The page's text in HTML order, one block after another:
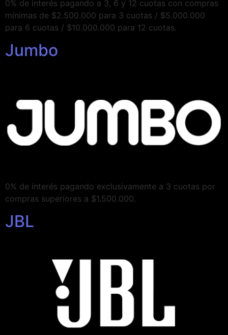
0% de interés pagando a 3, 6 y 12 cuotas con compras
mínimas de $2.500.000 para 3 cuotas / $5.000.000
para 6 cuotas / $10.000.000 para 12 cuotas.
Jumbo
0% de interés pagando exclusivamente a 3 cuotas por
compras superiores a $1.500.000.
JBL